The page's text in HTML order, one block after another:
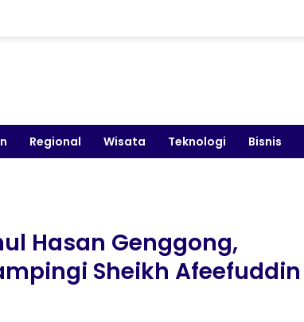
Regional Wisata Teknologi Bisnis
Hasan Genggong,
Sheikh Afeefuddin